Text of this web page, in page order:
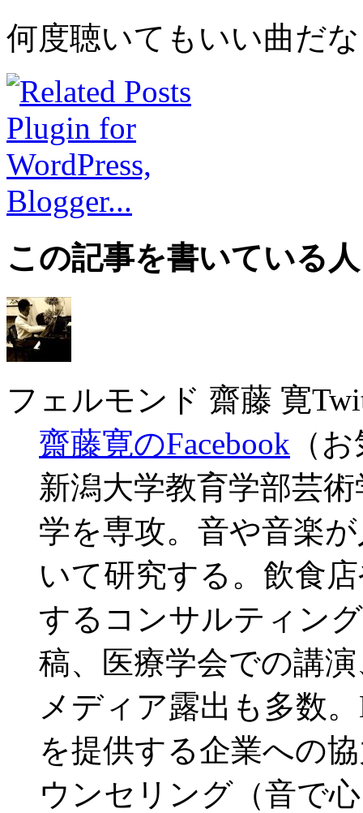
何度聴いてもいい曲だ
この記事を書いている人
フェルモンド 齋藤 寛
齋藤寛のFacebook （
新潟大学教育学部芸
学を専攻。音や音楽
いて研究する。飲食
するコンサルティン
稿、医療学会での講
メディア露出も多数
を提供する企業への
ウンセリング（音で